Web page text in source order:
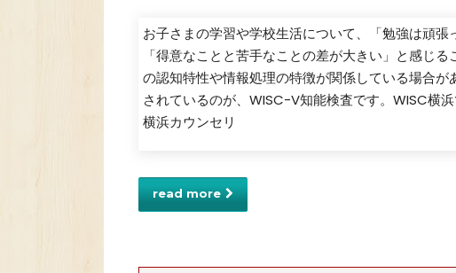
お子さまの学習や学校生活について、「勉強は頑張
「得意なことと苦手なことの差が大きい」と感じ
の認知特性や情報処理の特徴が関係している場合
されているのが、WISC-V知能検査です。WISC横
横浜カウンセリ
read more